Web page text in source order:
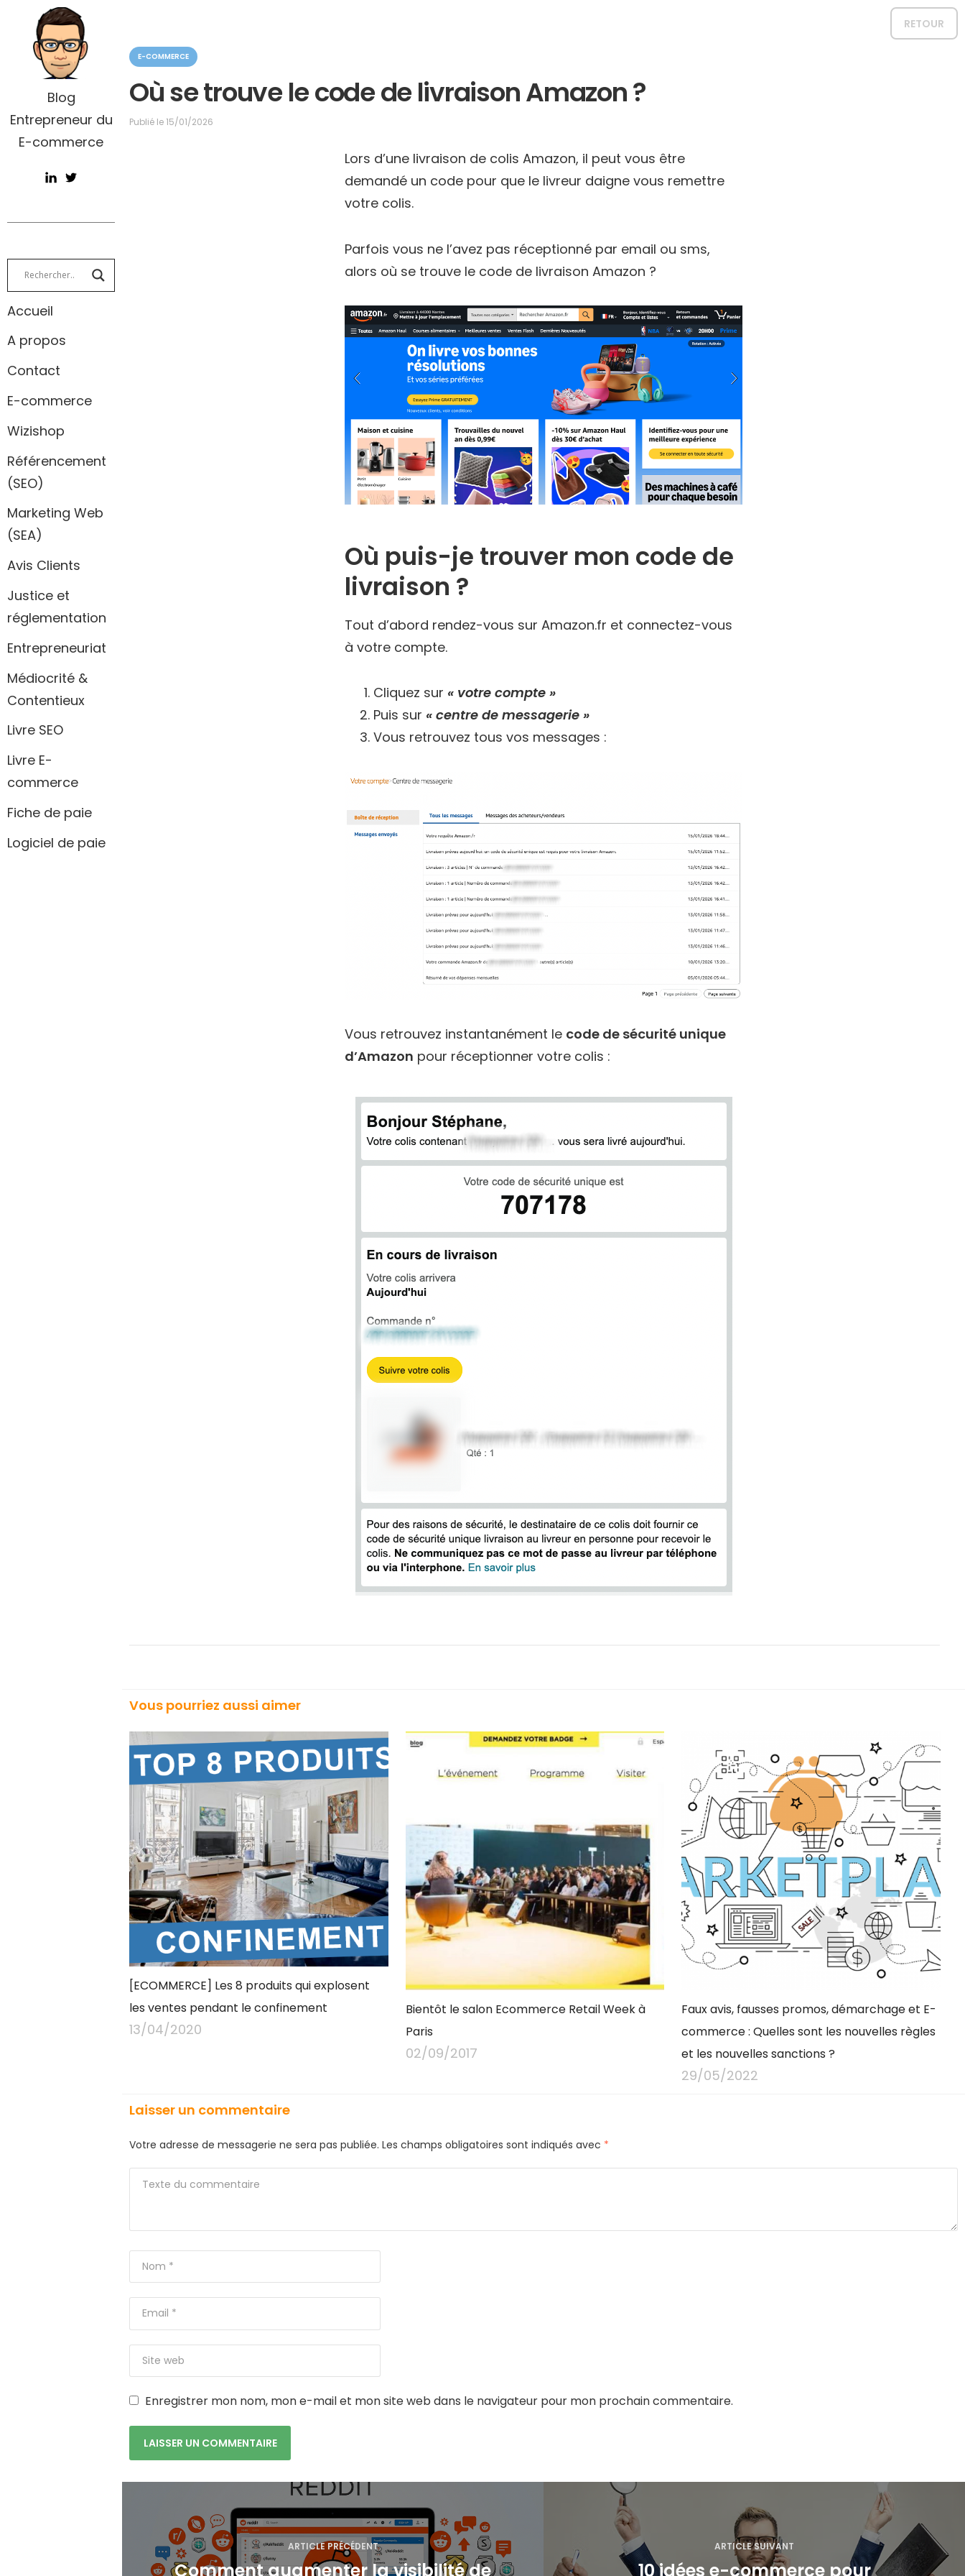
Blog
Entrepreneur du
E-commerce
Accueil
A propos
Contact
E-commerce
Wizishop
Référencement
(SEO)
Marketing Web
(SEA)
Avis Clients
Justice et
réglementation
Entrepreneuriat
Médiocrité &
Contentieux
Livre SEO
Livre E-
commerce
Fiche de paie
Logiciel de paie
RETOUR
C
a
é
o
E-COMMERCE
Où se trouve le code de livraison Amazon ?
Publié le15/01/2026
Lors d’une livraison de colis Amazon, il peut vous être
demandé un code pour que le livreur daigne vous remettre
votre colis.
Parfois vous ne l’avez pas réceptionné par email ou sms,
alors où se trouve le code de livraison Amazon ?
Où puis-je trouver mon code de
livraison ?
Tout d’abord rendez-vous sur Amazon.fr et connectez-vous
à votre compte.
Cliquez sur « votre compte »
Puis sur « centre de messagerie »
Vous retrouvez tous vos messages :
Vous retrouvez instantanément le code de sécurité unique
d’Amazon pour réceptionner votre colis :
Vous pourriez aussi aimer
[ECOMMERCE] Les 8 produits qui explosent
les ventes pendant le confinement
13/04/2020
Bientôt le salon Ecommerce Retail Week à
Paris
02/09/2017
Faux avis, fausses promos, démarchage et E-
commerce : Quelles sont les nouvelles règles
et les nouvelles sanctions ?
29/05/2022
Laisser un commentaire
Votre adresse de messagerie ne sera pas publiée. Les champs obligatoires sont indiqués avec *
Enregistrer mon nom, mon e-mail et mon site web dans le navigateur pour mon prochain commentaire.
ARTICLE PRÉCÉDENT
Comment augmenter la visibilité de
ARTICLE SUIVANT
10 idées e-commerce pour